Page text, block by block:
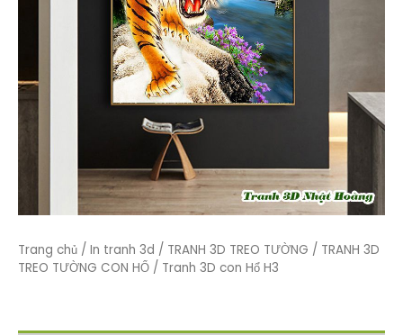
Trang chủ / In tranh 3d / TRANH 3D TREO TƯỜNG / TRANH 3D
TREO TƯỜNG CON HỔ / Tranh 3D con Hổ H3